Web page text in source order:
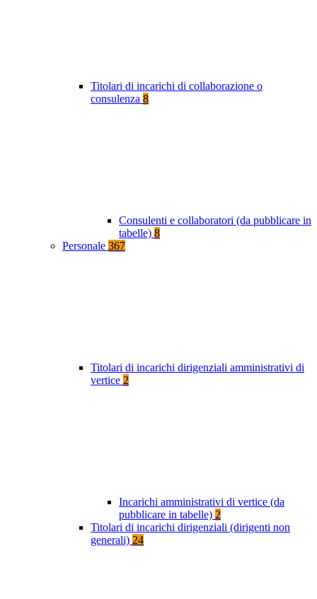
Titolari di incarichi di collaborazione o
consulenza 8
Consulenti e collaboratori (da pubblicare in
tabelle) 8
Personale 367
Titolari di incarichi dirigenziali amministrativi di
vertice 2
Incarichi amministrativi di vertice (da
pubblicare in tabelle) 2
Titolari di incarichi dirigenziali (dirigenti non
generali) 24